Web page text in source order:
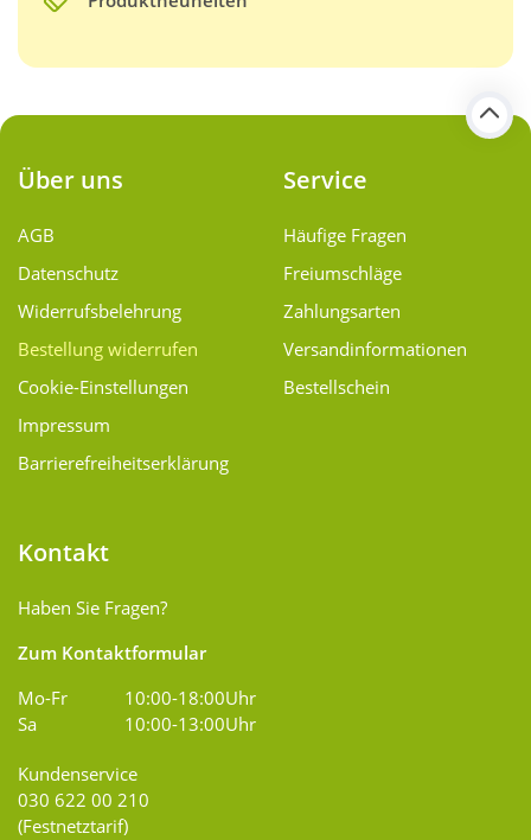
Über uns
AGB
Datenschutz
Widerrufsbelehrung
Bestellung widerrufen
Cookie-Einstellungen
Impressum
Barrierefreiheitserklärung
Service
Häufige Fragen
Freiumschläge
Zahlungsarten
Versand­informationen
Bestellschein
Kontakt
Haben Sie Fragen?
Zum Kontaktformular
Mo-Fr
10:00-18:00Uhr
Sa
10:00-13:00Uhr
Kundenservice
030 622 00 210
(Festnetztarif)